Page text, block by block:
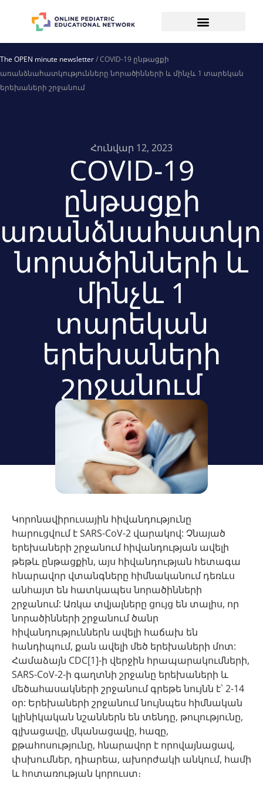
The OPEN minute newsletter/ COVID-19 ընթացքի
առանձնահատկությունները նորածինների և մինչև 1 տարեկան
երեխաների շրջանում
Հունվար 12, 2023
COVID-19
ընթացքի
նորածինների և
մինչև 1
տարեկան
երեխաների
շրջանում
Կորոնավիրուսային հիվանդությունը
հարուցվում է SARS-CoV-2 վարակով: Չնայած
երեխաների շրջանում հիվանդության ավելի
թեթև ընթացքին, այս հիվանդության հետագա
հնարավոր վտանգները հիմնականում դեռևս
անհայտ են հատկապես նորածինների
շրջանում: Առկա տվյալները ցույց են տալիս, որ
նորածինների շրջանում ծանր
հիվանդություններն ավելի հաճախ են
հանդիպում, քան ավելի մեծ երեխաների մոտ:
Համաձայն CDC[1]-ի վերջին հրապարակումների,
SARS-CoV-2-ի գաղտնի շրջանը երեխաների և
մեծահասակների շրջանում գրեթե նույնն է՝ 2-14
օր: Երեխաների շրջանում նույնպես հիմնական
կլինիկական նշաններն են տենդը, թուլությունը,
գլխացավը, մկանացավը, հազը,
քթահոսությունը, հնարավոր է որովայնացավ,
փսխումներ, դիարեա, ախորժակի անկում, համի
և հոտառության կորուստ։